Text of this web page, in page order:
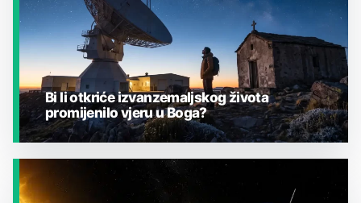
JESTE LI ZNALI?
Bi li otkriće izvanzemaljskog života
promijenilo vjeru u Boga?